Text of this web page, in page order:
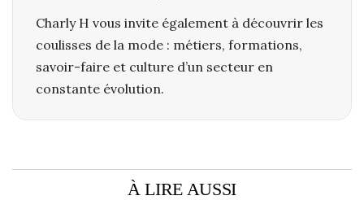
Charly H vous invite également à découvrir les
coulisses de la mode : métiers, formations,
savoir-faire et culture d’un secteur en
constante évolution.
À LIRE AUSSI